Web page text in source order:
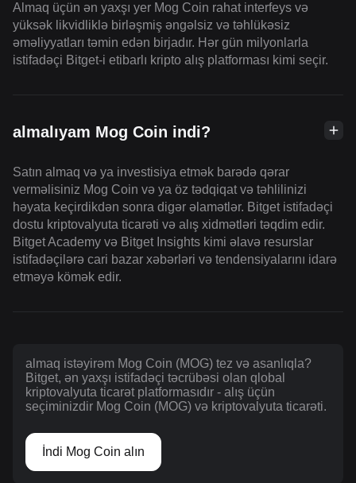
Almaq üçün ən yaxşı yer Mog Coin rahat interfeys və
yüksək likvidliklə birləşmiş əngəlsiz və təhlükəsiz
əməliyyatları təmin edən birjadır. Hər gün milyonlarla
istifadəçi Bitget-i etibarlı kripto alış platforması kimi seçir.
almalıyam Mog Coin indi?
Satın almaq və ya investisiya etmək barədə qərar
verməlisiniz Mog Coin və ya öz tədqiqat və təhlilinizi
həyata keçirdikdən sonra digər əlamətlər. Bitget istifadəçi
dostu kriptovalyuta ticarəti və alış xidmətləri təqdim edir.
Bitget Academy və Bitget Insights kimi əlavə resurslar
istifadəçilərə cari bazar xəbərləri və tendensiyalarını idarə
etməyə kömək edir.
almaq istəyirəm Mog Coin (MOG) tez və asanlıqla?
Bitget, ən yaxşı istifadəçi təcrübəsi olan qlobal
kriptovalyuta ticarət platformasıdır - alış üçün
seçiminizdir Mog Coin (MOG) və kriptovalyuta ticarəti.
İndi Mog Coin alın